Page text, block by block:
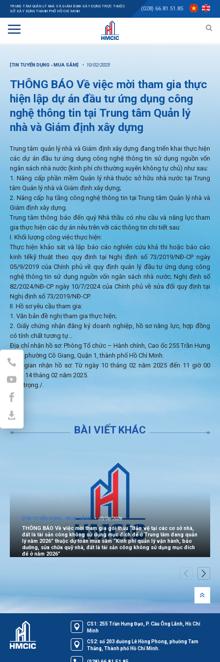
TRUNG TÂM QUẢN LÝ NHÀ VÀ GIÁM ĐỊNH XÂY DỰNG TRỰC THUỘC
SỞ XÂY DỰNG THÀNH PHỐ HỒ CHÍ MINH
(028) 66.81.51.85
[TIN TUYỂN DỤNG - MUA SẮM] 10/02/2025
THÔNG BÁO Về việc mời tham gia thực
hiện lập dự án đầu tư ứng dụng công
nghệ thông tin tại Trung tâm Quản lý
nhà và Giám định xây dựng
Trung tâm quản lý nhà và Giám định xây dựng đang triển khai thực hiện
các dự án đầu tư ứng dụng công nghệ thông tin sử dụng nguồn vốn
ngân sách nhà nước (kinh phí chi thường xuyên không tự chủ) như sau:
1. Nâng cấp phần mềm Quản lý nhà thuộc sở hữu nhà nước tại Trung
tâm Quản lý nhà và Giám định xây dựng;
2. Nâng cấp hạ tầng công nghệ thông tin tại Trung tâm Quản lý nhà và
Giám định xây dựng.
Trung tâm thông báo đến quý Nhà thầu có nhu cầu và năng lực tham
gia thực hiện các dự án nêu trên với các thông tin chi tiết sau:
I. Khối lượng công việc thực hiện:
Thực hiện khảo sát và lập báo cáo nghiên cứu khả thi hoặc báo cáo
kinh tếkỹ thuật theo quy định tại Nghị định số 73/2019/NĐ-CP ngày
05/9/2019 của Chính phủ về quy định quản lý đầu tư ứng dụng công
nghệ thông tin sử dụng nguồn vốn ngân sách nhà nước; Nghị định số
82/2024/NĐ-CP ngày 10/7/2024 của Chính phủ về sửa đổi quy định tại
Nghị định số 73/2019/NĐ-CP.
II. Hồ sơ yêu cầu tham gia:
1. Văn bản đề nghị tham gia thực hiện;
2. Giấy chứng nhận đăng ký doanh nghiệp, hồ sơ năng lực, hợp đồng
có tính chất tương tự…
Địa chỉ nhận hồ sơ: Phòng Tổ chức – Hành chính, Cao ốc 255 Trần Hưng
Đạo, phường Cô Giang, Quận 1, thành phố Hồ Chí Minh.
Thời gian nhận hồ sơ: Từ ngày 10 tháng 02 năm 2025 đến 11 giờ 00
ngày 14 tháng 02 năm 2025.
Trân trọng./.
BÀI VIẾT KHÁC
[TIN TUYỂN DỤNG - MUA SẮM] 05/08/2026
THÔNG BÁO Về việc mời tham gia gói thầu “Bảo vệ tại các cơ sở nhà,
đất là tài sản công không sử dụng mục đích để ở Trung tâm đang quản
lý năm 2026” thuộc dự toán mua sắm “Kinh phí quản lý vận hành, bảo
dưỡng, sửa chữa quỹ nhà, đất là tài sản công không sử dụng mục đích
để ở năm 2026”
CS1: 255 Trần Hưng Đạo, P. Cầu Ông Lãnh, Hồ Chí
Minh
CS2: số 203 đường Lê Hồng Phong, phường Tam
Thắng, Thành phố Hồ Chí Minh.